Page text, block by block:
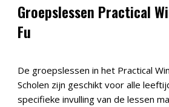
Groepslessen Practical
Fu
De groepslessen in het Practical
Scholen zijn geschikt voor alle
specifieke invulling van de lessen